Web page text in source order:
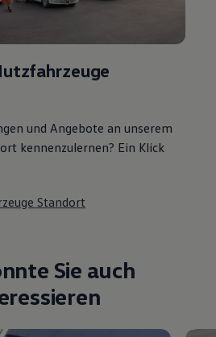
und Angebote an unserem
kennenzulernen? Ein Klick
Standort
Sie auch